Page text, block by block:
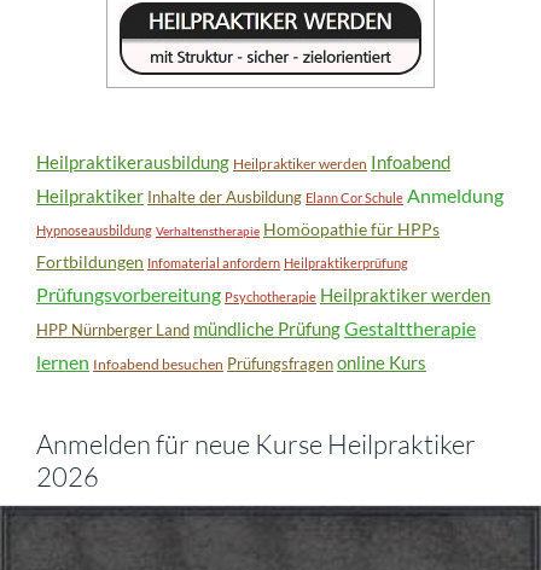
Heilpraktikerausbildung Heilpraktiker werden Infoabend
Heilpraktiker Inhalte der Ausbildung Elann Cor Schule Anmeldung
Hypnoseausbildung Verhaltenstherapie Homöopathie für HPPs
Fortbildungen Infomaterial anfordern Heilpraktikerprüfung
Prüfungsvorbereitung Psychotherapie Heilpraktiker werden
HPP Nürnberger Land mündliche PrüfungGestalttherapie
lernen Infoabend besuchen Prüfungsfragenonline Kurs
Anmelden für neue Kurse Heilpraktiker
2026